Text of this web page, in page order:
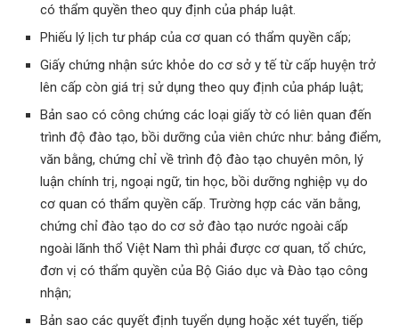
có thẩm quyền theo quy định của pháp luật.
Phiếu lý lịch tư pháp của cơ quan có thẩm quyền cấp;
Giấy chứng nhận sức khỏe do cơ sở y tế từ cấp huyện trở
lên cấp còn giá trị sử dụng theo quy định của pháp luật;
Bản sao có công chứng các loại giấy tờ có liên quan đến
trình độ đào tạo, bồi dưỡng của viên chức như: bảng điểm,
văn bằng, chứng chỉ về trình độ đào tạo chuyên môn, lý
luận chính trị, ngoại ngữ, tin học, bồi dưỡng nghiệp vụ do
cơ quan có thẩm quyền cấp. Trường hợp các văn bằng,
chứng chỉ đào tạo do cơ sở đào tạo nước ngoài cấp
ngoài lãnh thổ Việt Nam thì phải được cơ quan, tổ chức,
đơn vị có thẩm quyền của Bộ Giáo dục và Đào tạo công
nhận;
Bản sao các quyết định tuyển dụng hoặc xét tuyển, tiếp